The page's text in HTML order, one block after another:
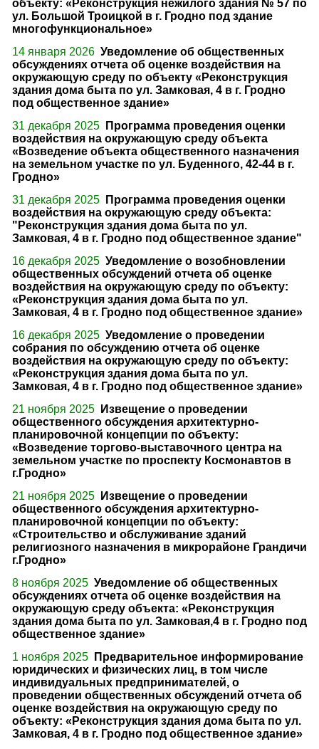
объекту: «Реконструкция нежилого здания № 57 по
ул. Большой Троицкой в г. Гродно под здание
многофункциональное»
14 января 2026 Уведомление об общественных
обсуждениях отчета об оценке воздействия на
окружающую среду по объекту «Реконструкция
здания дома быта по ул. Замковая, 4 в г. Гродно
под общественное здание»
31 декабря 2025
Программа проведения оценки
воздействия на окружающую среду объекта
«Возведение объекта общественного назначения
на земельном участке по ул. Буденного, 42-44 в г.
Гродно»
31 декабря 2025
Программа проведения оценки
воздействия на окружающую среду объекта:
"Реконструкция здания дома быта по ул.
Замковая, 4 в г. Гродно под общественное здание"
16 декабря 2025 Уведомление о возобновлении
общественных обсуждений отчета об оценке
воздействия на окружающую среду по объекту:
«Реконструкция здания дома быта по ул.
Замковая, 4 в г. Гродно под общественное здание»
16 декабря 2025 Уведомление о проведении
собрания по обсуждению отчета об оценке
воздействия на окружающую среду по объекту:
«Реконструкция здания дома быта по ул.
Замковая, 4 в г. Гродно под общественное здание»
21 ноября 2025
Извещение о проведении
общественного обсуждения архитектурно-
планировочной концепции по объекту:
«Возведение торгово-выставочного центра на
земельном участке по проспекту Космонавтов в
г.Гродно»
21 ноября 2025
Извещение о проведении
общественного обсуждения архитектурно-
планировочной концепции по объекту:
«Строительство и обслуживание зданий
религиозного назначения в микрорайоне Грандичи
г.Гродно»
8 ноября 2025 Уведомление об общественных
обсуждениях отчета об оценке воздействия на
окружающую среду объекта: «Реконструкция
здания дома быта по ул. Замковая,4 в г. Гродно под
общественное здание»
1 ноября 2025
Предварительное информирование
юридических и физических лиц, в том числе
индивидуальных предпринимателей, о
проведении общественных обсуждений отчета об
оценке воздействия на окружающую среду по
объекту: «Реконструкция здания дома быта по ул.
Замковая, 4 в г. Гродно под общественное здание»